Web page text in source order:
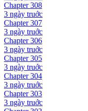
Chapter308
3 ngày truớc
Chapter307
3 ngày truớc
Chapter306
3 ngày truớc
Chapter305
3 ngày truớc
Chapter304
3 ngày truớc
Chapter303
3 ngày truớc